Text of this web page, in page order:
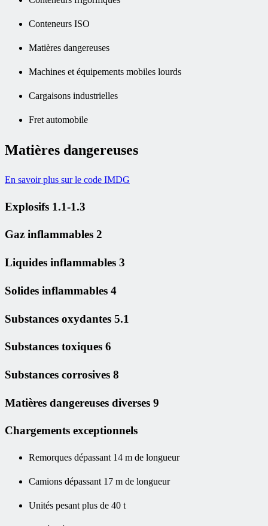
Conteneurs ISO
Matières dangereuses
Machines et équipements mobiles lourds
Cargaisons industrielles
Fret automobile
Matières dangereuses
En savoir plus sur le code IMDG
Explosifs 1.1-1.3
Gaz inflammables 2
Liquides inflammables 3
Solides inflammables 4
Substances oxydantes 5.1
Substances toxiques 6
Substances corrosives 8
Matières dangereuses diverses 9
Chargements exceptionnels
Remorques dépassant 14 m de longueur
Camions dépassant 17 m de longueur
Unités pesant plus de 40 t